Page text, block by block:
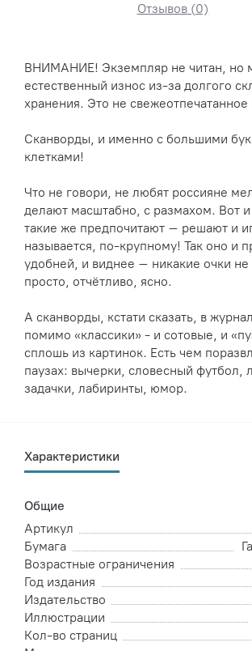
Отзывов (0)
ВНИМАНИЕ! Экземпляр не читан, но
естественный износ из-за долгого
хранения. Это не свежеотпечатанное
Сканворды, и именно с большими
клетками!
Что не говори, не любят россияне
делают масштабно, с размахом. Вот
такие же предпочитают – решают и
называется, по-крупному! Так оно и
удобней, и виднее – никакие очки
просто, отчётливо, ясно.
А сканворды, кстати сказать, в
помимо «классики» - и сотовые, и
сплошь из картинок. Есть чем
паузах: вычерки, словесный футбол,
задачки, лабиринты, юмор.
Характеристики
Общие
Артикул
Бумага
Возрастные ограничения
Год издания
Издательство
Иллюстрации
Кол-во страниц